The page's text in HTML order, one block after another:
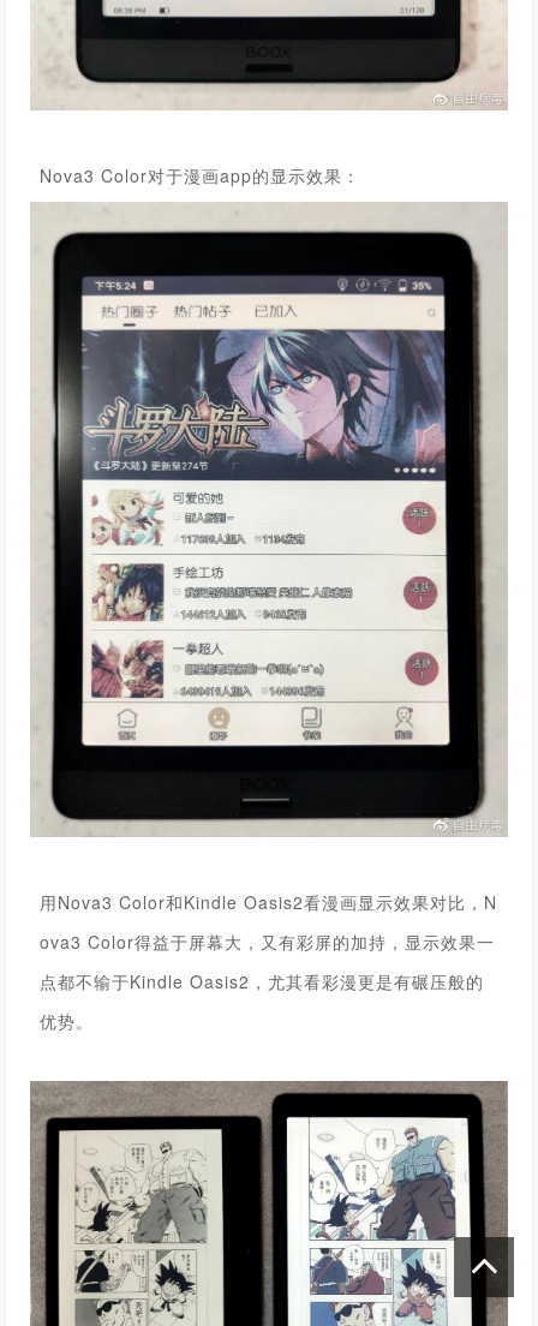
Nova3 Color对于漫画app的显示效果：
用Nova3 Color和Kindle Oasis2看漫画显示效果对比， N
ova3 Color得益于屏幕大，又有彩屏的加持，显示效果一
点都不输于Kindle Oasis2，尤其看彩漫更是有碾压般的
优势。